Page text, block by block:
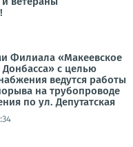
Филиала «Макеевское
с целью
ведутся работы
на трубопроводе
по ул. Депутатская